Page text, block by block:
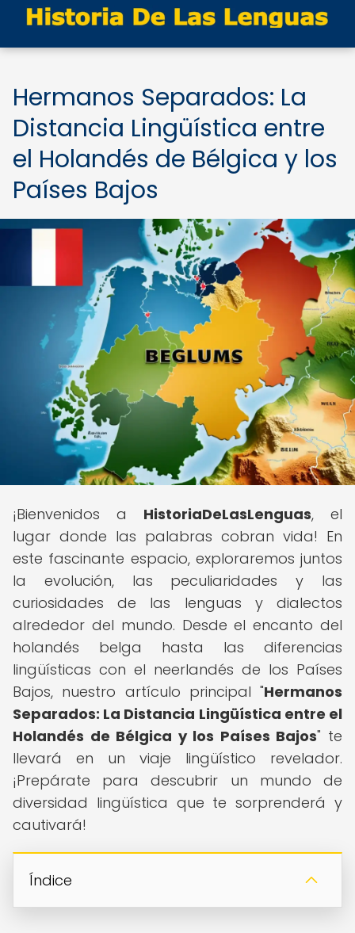
Hermanos Separados: La
Distancia Lingüística entre
el Holandés de Bélgica y los
Países Bajos
¡Bienvenidos a HistoriaDeLasLenguas, el
lugar donde las palabras cobran vida! En
este fascinante espacio, exploraremos juntos
la evolución, las peculiaridades y las
curiosidades de las lenguas y dialectos
alrededor del mundo. Desde el encanto del
holandés belga hasta las diferencias
lingüísticas con el neerlandés de los Países
Bajos, nuestro artículo principal "Hermanos
Separados: La Distancia Lingüística entre el
Holandés de Bélgica y los Países Bajos" te
llevará en un viaje lingüístico revelador.
¡Prepárate para descubrir un mundo de
diversidad lingüística que te sorprenderá y
cautivará!
Índice